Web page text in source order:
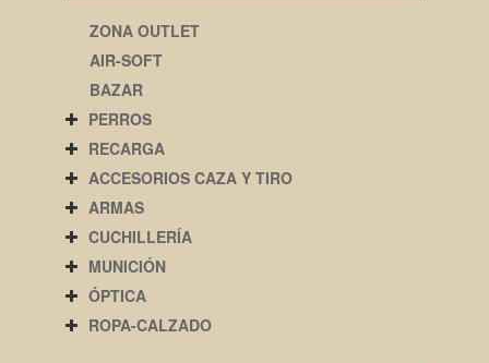
ZONA OUTLET
AIR-SOFT
BAZAR
PERROS
RECARGA
ACCESORIOS CAZA Y TIRO
ARMAS
CUCHILLERÍA
MUNICIÓN
ÓPTICA
ROPA-CALZADO